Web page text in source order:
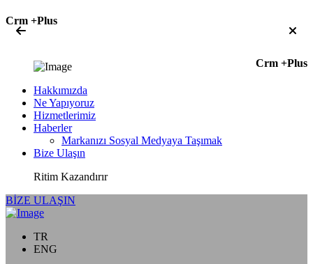
Crm +Plus
Crm +Plus
Hakkımızda
Ne Yapıyoruz
Hizmetlerimiz
Haberler
Markanızı Sosyal Medyaya Taşımak
Bize Ulaşın
Ritim Kazandırır
BİZE ULAŞIN
TR
ENG